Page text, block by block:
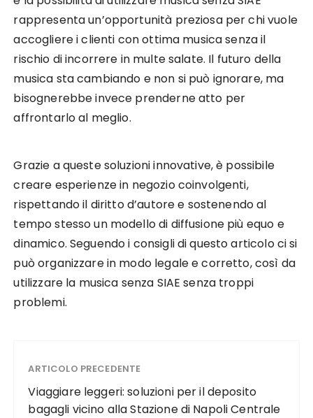
rappresenta un’opportunità preziosa per chi vuole
accogliere i clienti con ottima musica senza il
rischio di incorrere in multe salate. Il futuro della
musica sta cambiando e non si può ignorare, ma
bisognerebbe invece prenderne atto per
affrontarlo al meglio.
Grazie a queste soluzioni innovative, è possibile
creare esperienze in negozio coinvolgenti,
rispettando il diritto d’autore e sostenendo al
tempo stesso un modello di diffusione più equo e
dinamico. Seguendo i consigli di questo articolo ci si
può organizzare in modo legale e corretto, così da
utilizzare la musica senza SIAE senza troppi
problemi.
ARTICOLO PRECEDENTE
Viaggiare leggeri: soluzioni per il deposito
bagagli vicino alla Stazione di Napoli Centrale